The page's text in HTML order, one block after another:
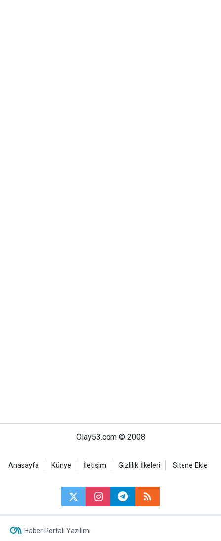
Olay53.com © 2008
Anasayfa Künye İletişim Gizlilik İlkeleri Sitene Ekle
Haber Portalı Yazılımı